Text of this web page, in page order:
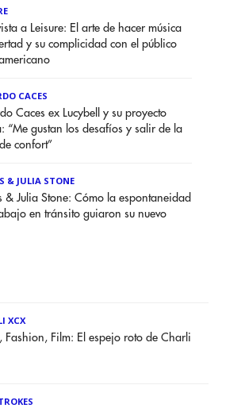
a Leisure: El arte de hacer música
y su complicidad con el público
CACES
Caces ex Lucybell y su proyecto
“Me gustan los desafíos y salir de la
confort”
& JULIA STONE
& Julia Stone: Cómo la espontaneidad
en tránsito guiaron su nuevo
XCX
Fashion, Film: El espejo roto de Charli